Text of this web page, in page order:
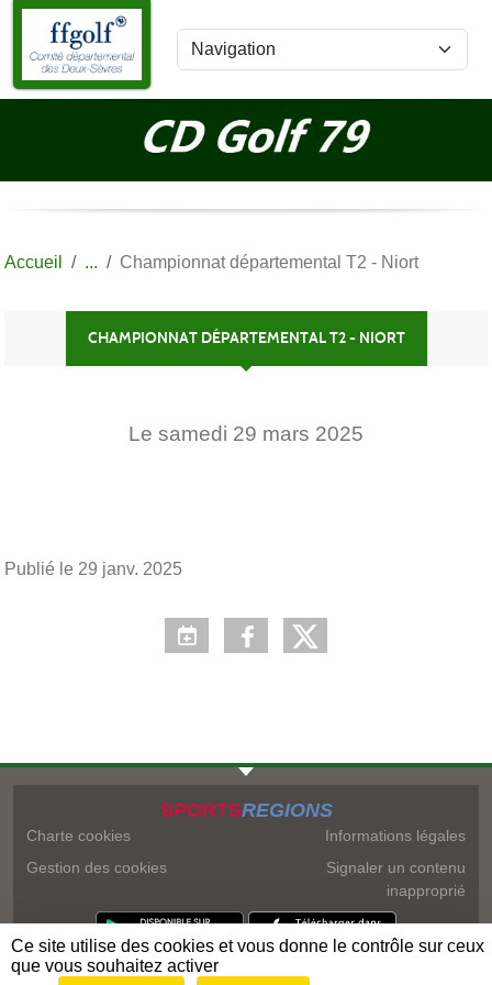
Accueil Championnat départemental T2 - Niort
CHAMPIONNAT DÉPARTEMENTAL T2 - NIORT
Le samedi 29 mars 2025
Publié le 29 janv. 2025
SPORTSREGIONS
Charte cookies
Gestion des cookies
Informations légales
Signaler un contenu
inapproprié
Panneau de gestion des cookies
Ce site utilise des cookies et vous donne le contrôle sur ceux
que vous souhaitez activer